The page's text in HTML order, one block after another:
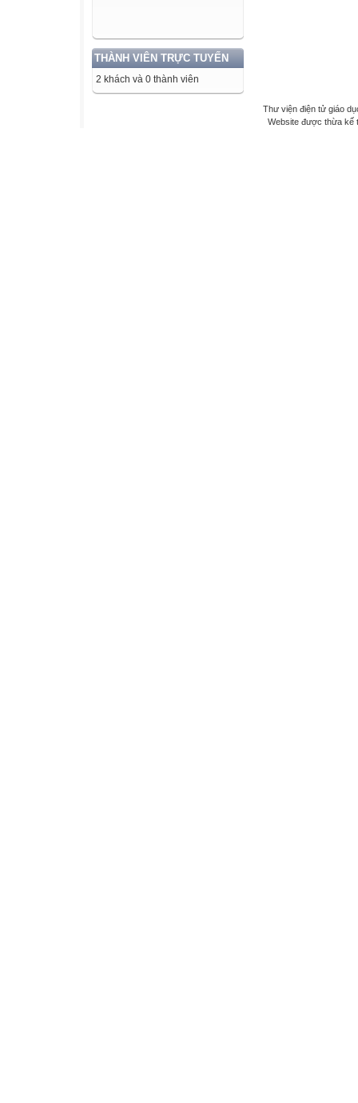
THÀNH VIÊN TRỰC TUYẾN
2 khách và 0 thành viên
Thư viện điện tử giáo
Website được thừa kế